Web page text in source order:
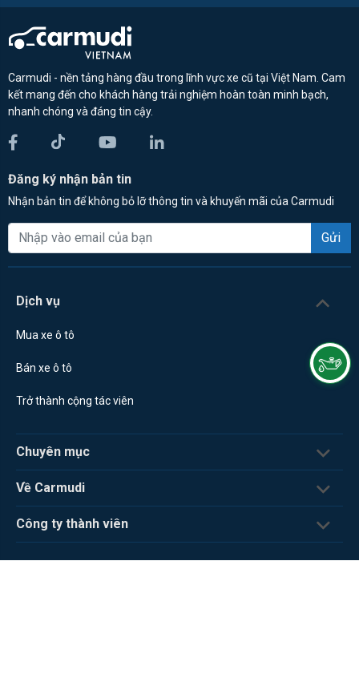
Carmudi - nền tảng hàng đầu trong lĩnh vực xe cũ tại Việt Nam. Cam
kết mang đến cho khách hàng trải nghiệm hoàn toàn minh bạch,
nhanh chóng và đáng tin cậy.
Đăng ký nhận bản tin
Nhận bản tin để không bỏ lỡ thông tin và khuyến mãi của Carmudi
Gửi
Dịch vụ
Mua xe ô tô
Bán xe ô tô
Trở thành cộng tác viên
Chuyên mục
Về Carmudi
Công ty thành viên